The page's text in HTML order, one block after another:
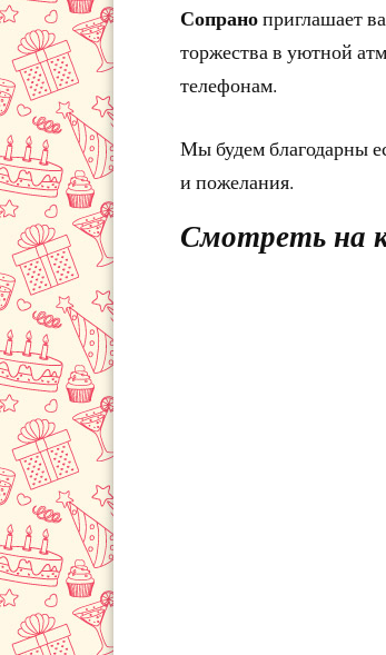
Сопраноприглашает
торжества в уютной
телефонам.
Мы будем благодарны
и пожелания.
Смотреть на